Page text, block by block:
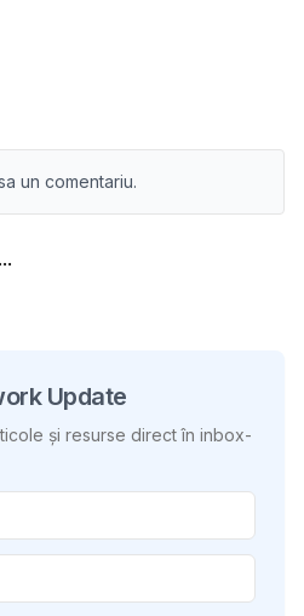
un comentariu.
Update
și resurse direct în inbox-